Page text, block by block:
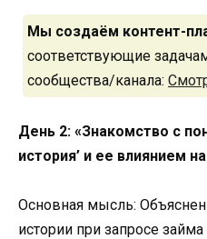
Мы создаём контент-
соответствующие
сообщества/канала:
День 2: «Знакомство с
история’ и ее влиянием
Основная мысль:
истории при запросе